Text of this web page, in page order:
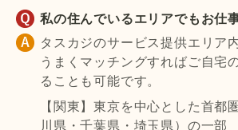
私の住んでいるエリアでもお仕
タスカジのサービス提供エリア
うまくマッチングすればご自宅
ることも可能です。
【関東】東京を中心とした首都
川県・千葉県・埼玉県）の一部